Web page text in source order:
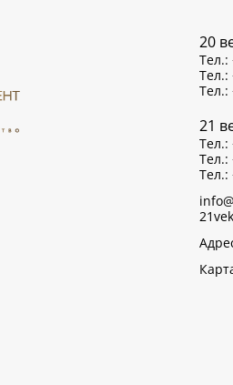
20
Тел.:
Тел.:
Тел.:
21
Тел.:
Тел.:
Тел.: